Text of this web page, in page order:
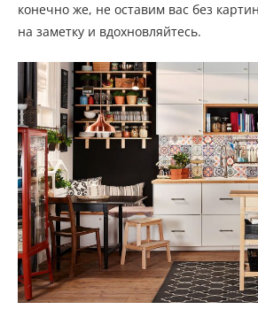
конечно же, не оставим вас без
на заметку и вдохновляйтесь.